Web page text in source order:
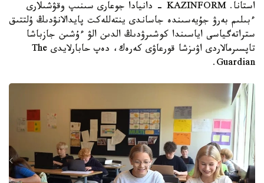
استانا. KAZINFORM - دانيادا جوعارى سىنىپ وقۋشىلارى
ءبىلىم بەرۋ جۇيەسىندە جاساندى ينتەللەكت پايدالانۋدىڭ ۇلتتىق
ستراتەگياسى اياسىندا كوشىرۋدىڭ الدىن الۋ ءۇشىن جازباشا
تاپسىرمالاردى اۋىزشا قورعاۋى كەرەك، دەپ حابارلايدى The
Guardian.